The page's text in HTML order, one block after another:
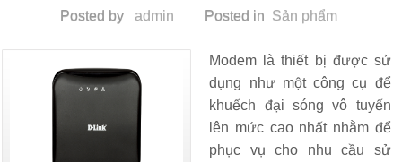
Posted by admin Posted in Sản phẩm
Modem là thiết bị được sử
dụng như một công cụ để
khuếch đại sóng vô tuyến
lên mức cao nhất nhằm để
phục vụ cho nhu cầu sử